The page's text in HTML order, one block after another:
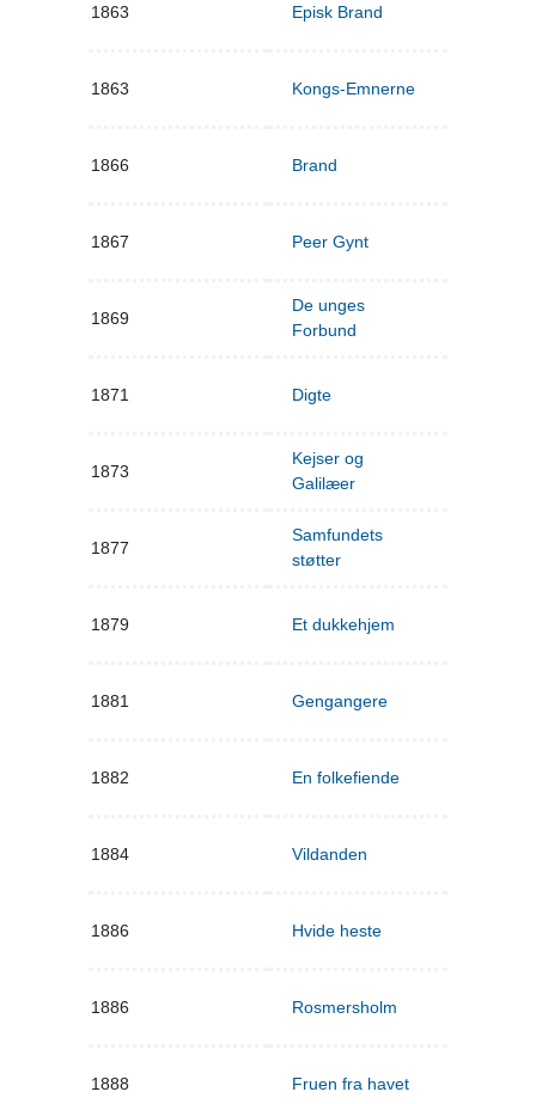
1863 Episk Brand
1863 Kongs-Emnerne
1866 Brand
1867 Peer Gynt
1869
De unges
Forbund
1871 Digte
1873
Kejser og
Galilæer
1877
Samfundets
støtter
1879 Et dukkehjem
1881 Gengangere
1882 En folkefiende
1884 Vildanden
1886 Hvide heste
1886 Rosmersholm
1888 Fruen fra havet